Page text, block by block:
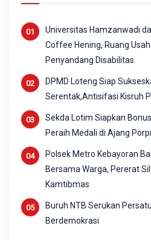
Universitas Hamzanwadi
Coffee Hening, Ruang
Penyandang Disabilitas
DPMD Loteng Siap
Serentak,Antisifasi Kisruh
Sekda Lotim Siapkan
Peraih Medali di Ajang
Polsek Metro Kebayoran
Bersama Warga, Pererat
Kamtibmas
Buruh NTB Serukan
Berdemokrasi